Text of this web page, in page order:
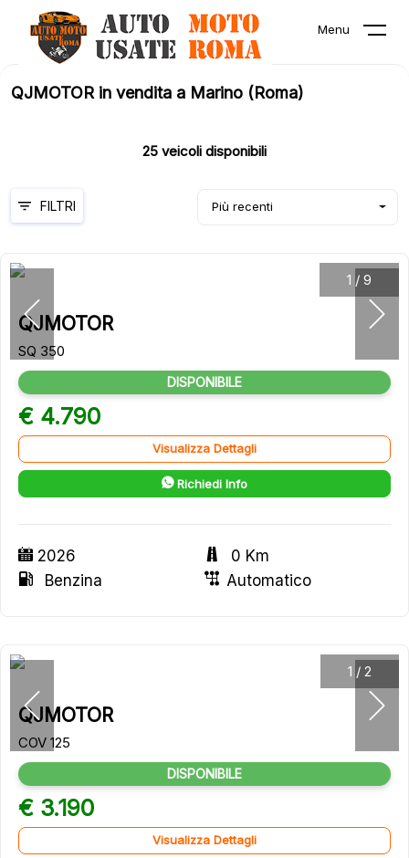
Menu
QJMOTOR in vendita a Marino (Roma)
25 veicoli disponibili
Più recenti
FILTRI
1 / 9
QJMOTOR
SQ 350
DISPONIBILE
€ 4.790
Visualizza Dettagli
Richiedi Info
2026
0 Km
Benzina
Automatico
1 / 2
QJMOTOR
COV 125
DISPONIBILE
€ 3.190
Visualizza Dettagli